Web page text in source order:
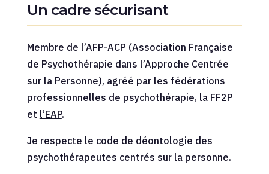
Un cadre sécurisant
Membre de l’AFP-ACP (Association Française
de Psychothérapie dans l’Approche Centrée
sur la Personne), agréé par les fédérations
professionnelles de psychothérapie, la FF2P
et l’EAP.
Je respecte le code de déontologie des
psychothérapeutes centrés sur la personne.